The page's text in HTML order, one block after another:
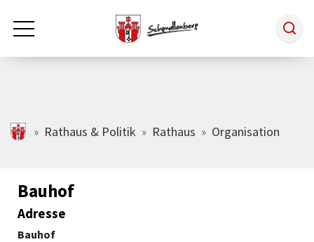
Zum Hauptinhalt springen
Rathaus & Politik
Tourismus
schmallenberg.de
Rathaus & Politik Rathaus Organisation
Bauhof
Adresse
Bauhof